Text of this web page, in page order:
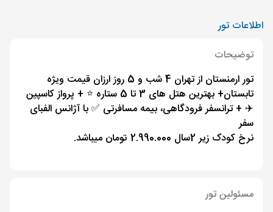
اطلاعات تور
توضیحات
تور ارمنستان از تهران 4 شب و 5 روز ارزان قیمت ویژه
تابستان+ بهترین هتل های 3 تا 5 ستاره ⭐️ + پرواز کاسپین
✈️ + ترانسفر فرودگاهی، بیمه مسافرتی ✅ با آژانس الفبای
سفر
نرخ کودک زیر 2سال 2.990.000 تومان میباشد.
مسئولین تور